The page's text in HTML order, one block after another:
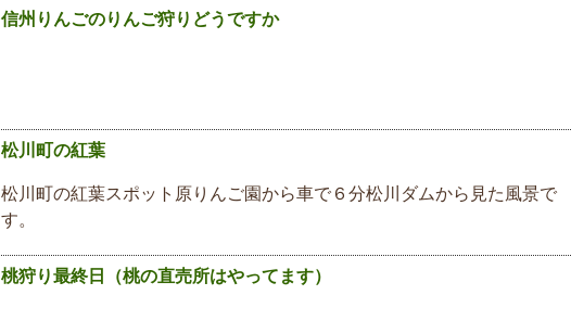
信州りんごのりんご狩りどうですか
松川町の紅葉
松川町の紅葉スポット原りんご園から車で６分松川ダムから見た風景で
す。
桃狩り最終日（桃の直売所はやってます）